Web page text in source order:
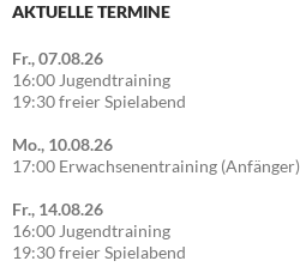
AKTUELLE TERMINE
Fr., 07.08.26
16:00 Jugendtraining
19:30 freier Spielabend
Mo., 10.08.26
17:00 Erwachsenentraining (Anfänger)
Fr., 14.08.26
16:00 Jugendtraining
19:30 freier Spielabend